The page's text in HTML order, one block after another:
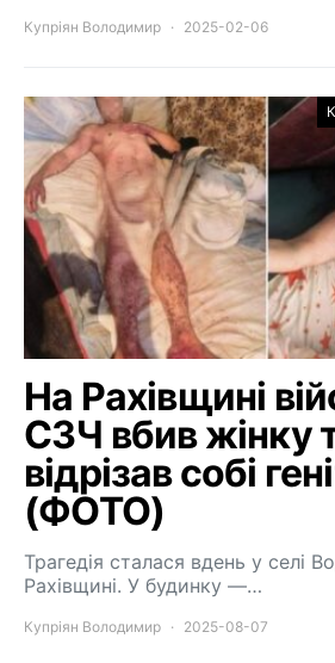
Купріян Володимир 2025-02-06
На Рахівщині
СЗЧ вбив жінку
відрізав собі
(ФОТО)
Трагедія сталася вдень у селі
Рахівщині. У будинку —…
Купріян Володимир 2025-08-07